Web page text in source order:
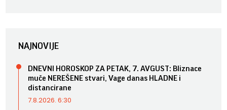
NAJNOVIJE
DNEVNI HOROSKOP ZA PETAK, 7. AVGUST: Bliznace
muče NEREŠENE stvari, Vage danas HLADNE i
distancirane
7.8.2026. 6:30